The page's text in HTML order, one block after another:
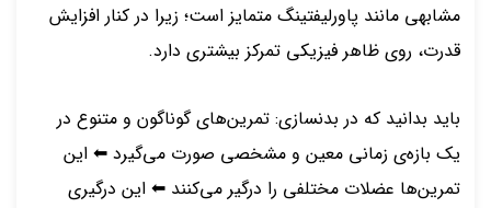
مشابهی مانند پاورلیفتینگ متمایز است؛ زیرا در کنار افزایش
قدرت، روی ظاهر فیزیکی تمرکز بیشتری دارد.
باید بدانید که در بدنسازی: تمرین‌های گوناگون و متنوع در
یک بازه‌ی زمانی معین و مشخصی صورت می‌گیرد ⬅ این
تمرین‌ها عضلات مختلفی را درگیر می‌کنند ⬅ این درگیری